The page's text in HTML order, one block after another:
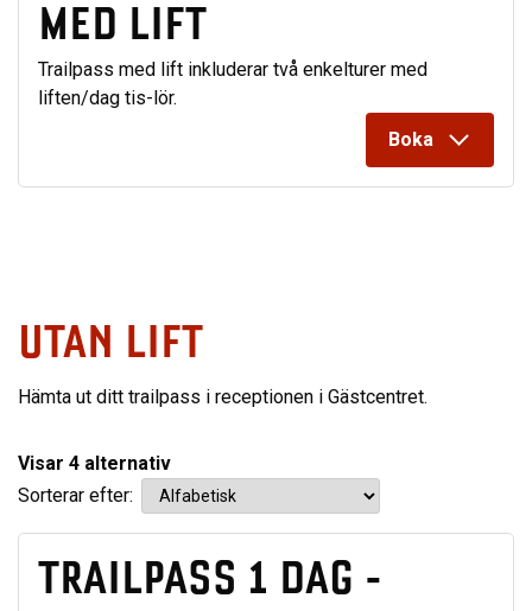
MED LIFT
Trailpass med lift inkluderar två enkelturer med
liften/dag tis-lör.
Boka
UTAN LIFT
Hämta ut ditt trailpass i receptionen i Gästcentret.
Visar 4 alternativ
Sorterar efter:
TRAILPASS 1 DAG -